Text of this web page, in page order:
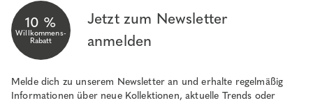
10 %
Willkommens-
Rabatt
Jetzt zum Newsletter
anmelden
Melde dich zu unserem Newsletter an und erhalte regelmäßig
Informationen über neue Kollektionen, aktuelle Trends oder